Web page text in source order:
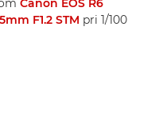
F1.2 STM pri 1/100